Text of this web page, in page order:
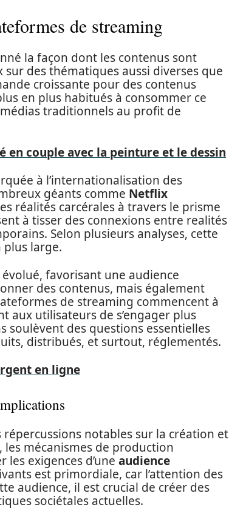
de streaming
la façon dont les contenus sont
des thématiques aussi diverses que
croissante pour des contenus
en plus habitués à consommer ce
traditionnels au profit de
couple avec la peinture et le dessin
à l’internationalisation des
géants comme Netflix
réalités carcérales à travers le prisme
à tisser des connexions entre realités
Selon plusieurs analyses, cette
large.
favorisant une audience
des contenus, mais également
de streaming commencent à
utilisateurs de s’engager plus
soulèvent des questions essentielles
distribués, et surtout, réglementés.
en ligne
notables sur la création et
mécanismes de production
exigences d’une audience
est primordiale, car l’attention des
audience, il est crucial de créer des
sociétales actuelles.